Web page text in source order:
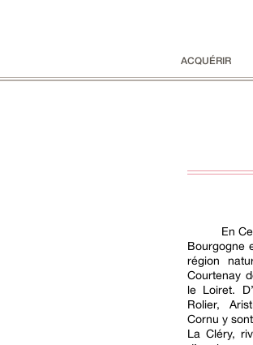
ACQUÉRIR
En
Bourgogne
région
Courtenay
le Loiret.
Rolier,
Cornu y
La Cléry,